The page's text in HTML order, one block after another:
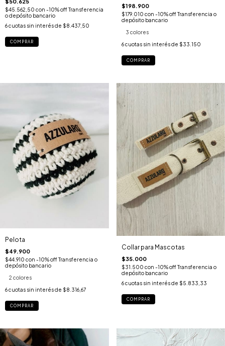
$50.625
$45.562,50 con -10% off Transferencia
o depósito bancario
6cuotas sin interés de $8.437,50
$198.900
$179.010 con -10% off Transferencia o
depósito bancario
3 colores
6 cuotas sin interés de $33.150
COMPRAR
Pelota
$49.900
$44.910 con -10% off Transferencia o
depósito bancario
2 colores
6cuotas sin interés de $8.316,67
COMPRAR
Collar para Mascotas
$35.000
$31.500 con -10% off Transferencia o
depósito bancario
6 cuotas sin interés de $5.833,33
COMPRAR